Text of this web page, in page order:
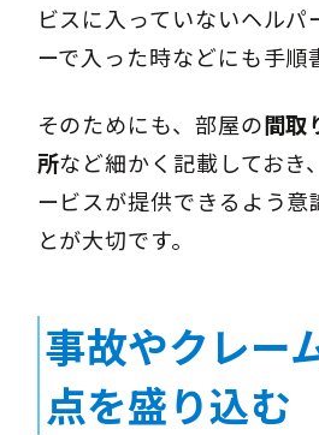
ビスに入っていないヘルパ
ーで入った時などにも手順
そのためにも、部屋の間取
所など細かく記載しておき
ービスが提供できるよう意
とが大切です。
事故やクレー
点を盛り込む